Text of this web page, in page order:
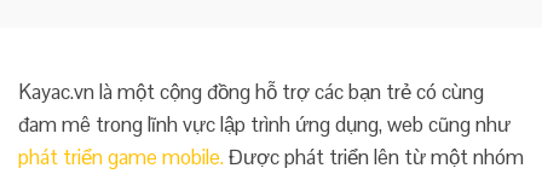
Kayac.vn là một cộng đồng hỗ trợ các bạn trẻ có cùng
đam mê trong lĩnh vực lập trình ứng dụng, web cũng như
phát triển game mobile.Được phát triển lên từ một nhóm